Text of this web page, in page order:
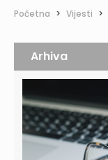
Početna > Vijesti >
Arhiva